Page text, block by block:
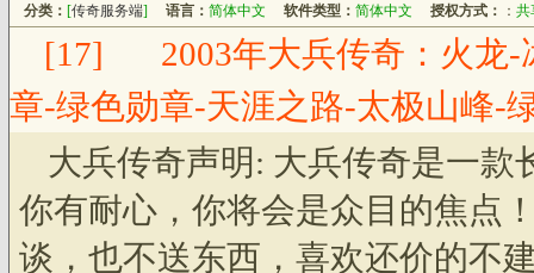
分类： [传奇服务端] 语言： 简体中文 软件类型： 简体中文 授权方式： ： 共
[17]
2003年大兵传奇：火龙
章-绿色勋章-天涯之路-太极山峰-
大兵传奇声明: 大兵传奇是一
你有耐心，你将会是众目的焦点
谈，也不送东西，喜欢还价的不